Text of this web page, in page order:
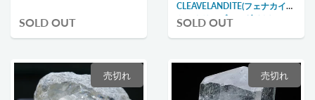
SOLD OUT
CLEAVELANDITE(フェナカイ
ト・クリーブランダイト)
SOLD OUT
売切れ 売切れ